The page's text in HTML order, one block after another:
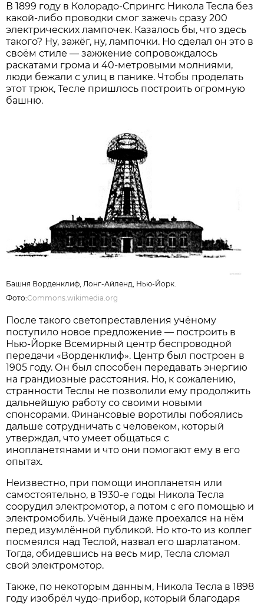
В 1899 году в Колорадо-Спрингс Никола Тесла без
какой-либо проводки смог зажечь сразу 200
электрических лампочек. Казалось бы, что здесь
такого? Ну, зажёг, ну, лампочки. Но сделал он это в
своём стиле — зажжение сопровождалось
раскатами грома и 40-метровыми молниями,
люди бежали с улиц в панике. Чтобы проделать
этот трюк, Тесле пришлось построить огромную
башню.
Башня Ворденклиф, Лонг-Айленд, Нью-Йорк.
Фото:Commons.wikimedia.org
После такого светопреставления учёному
поступило новое предложение — построить в
Нью-Йорке Всемирный центр беспроводной
передачи «Ворденклиф». Центр был построен в
1905 году. Он был способен передавать энергию
на грандиозные расстояния. Но, к сожалению,
странности Теслы не позволили ему продолжить
дальнейшую работу со своими новыми
спонсорами. Финансовые воротилы побоялись
дальше сотрудничать с человеком, который
утверждал, что умеет общаться с
инопланетянами и что они помогают ему в его
опытах.
Неизвестно, при помощи инопланетян или
самостоятельно, в 1930-е годы Никола Тесла
соорудил электромотор, а потом с его помощью и
электромобиль. Учёный даже проехался на нём
перед изумлённой публикой. Но кто-то из коллег
посмеялся над Теслой, назвал его шарлатаном.
Тогда, обидевшись на весь мир, Тесла сломал
свой электромотор.
Также, по некоторым данным, Никола Тесла в 1898
году изобрёл чудо-прибор, который благодаря